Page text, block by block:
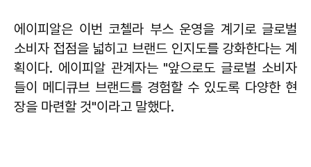
에이피알은 이번 코첼라 부스 운영을 계기로 글로벌
소비자 접점을 넓히고 브랜드 인지도를 강화한다는 계
획이다. 에이피알 관계자는 "앞으로도 글로벌 소비자
들이 메디큐브 브랜드를 경험할 수 있도록 다양한 현
장을 마련할 것"이라고 말했다.